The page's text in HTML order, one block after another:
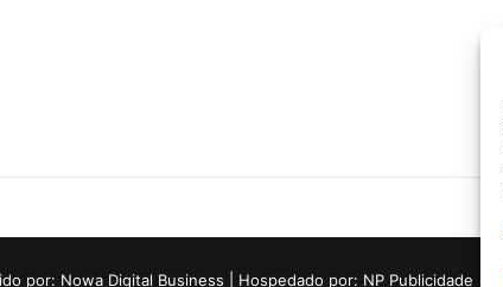
por: Nowa Digital Business | Hospedado por: NP Publicidade